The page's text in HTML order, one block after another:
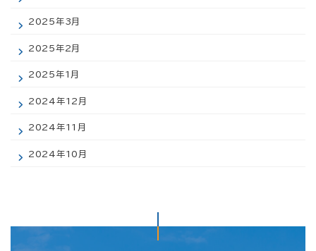
2025年3月
2025年2月
2025年1月
2024年12月
2024年11月
2024年10月